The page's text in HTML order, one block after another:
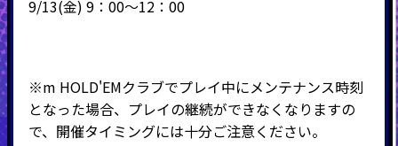
9/13(金) 9：00～12：00
※m HOLD'EMクラブでプレイ中にメンテナンス時刻
となった場合、プレイの継続ができなくなりますの
で、開催タイミングには十分ご注意ください。